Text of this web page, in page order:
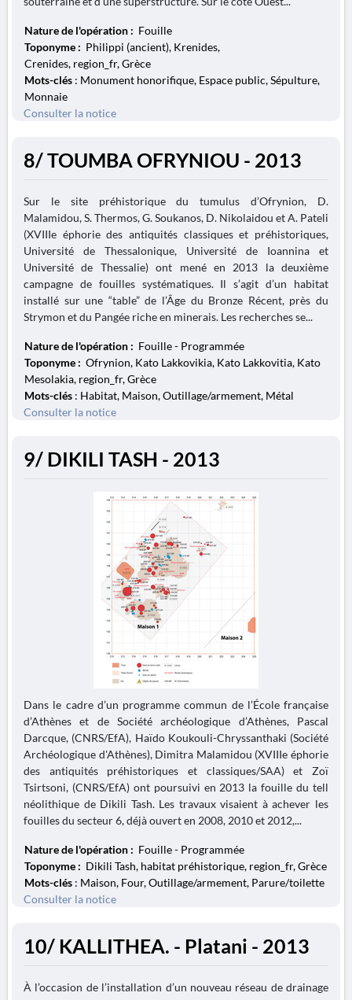
Nature de l'opération : Fouille
Toponyme : Philippi (ancient), Krenides,
Crenides, region_fr, Grèce
Mots-clés : Monument honorifique, Espace public, Sépulture,
Monnaie
Consulter la notice
8/ TOUMBA OFRYNIOU - 2013
Sur le site préhistorique du tumulus d’Ofrynion, D.
Malamidou, S. Thermos, G. Soukanos, D. Nikolaidou et A. Pateli
(XVIIIe éphorie des antiquités classiques et préhistoriques,
Université de Thessalonique, Université de Ioannina et
Université de Thessalie) ont mené en 2013 la deuxième
campagne de fouilles systématiques. Il s’agit d’un habitat
installé sur une “table” de l’Âge du Bronze Récent, près du
Strymon et du Pangée riche en minerais. Les recherches se...
Nature de l'opération : Fouille - Programmée
Toponyme : Ofrynion, Kato Lakkovikia, Kato Lakkovitia, Kato
Mesolakia, region_fr, Grèce
Mots-clés : Habitat, Maison, Outillage/armement, Métal
Consulter la notice
9/ DIKILI TASH - 2013
Dans le cadre d’un programme commun de l’École française
d’Athènes et de Société archéologique d’Athènes, Pascal
Darcque, (CNRS/EfA), Haïdo Koukouli-Chryssanthaki (Société
Archéologique d'Athènes), Dimitra Malamidou (XVIIIe éphorie
des antiquités préhistoriques et classiques/SAA) et Zoï
Tsirtsoni, (CNRS/EfA) ont poursuivi en 2013 la fouille du tell
néolithique de Dikili Tash. Les travaux visaient à achever les
fouilles du secteur 6, déjà ouvert en 2008, 2010 et 2012,...
Nature de l'opération : Fouille - Programmée
Toponyme : Dikili Tash, habitat préhistorique, region_fr, Grèce
Mots-clés : Maison, Four, Outillage/armement, Parure/toilette
Consulter la notice
10/ KALLITHEA. - Platani - 2013
À l’occasion de l’installation d’un nouveau réseau de drainage